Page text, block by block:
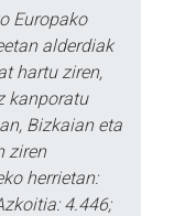
Europako
alderdiak
hartu ziren,
kanporatu
Bizkaian eta
ziren
herrietan:
4.446;